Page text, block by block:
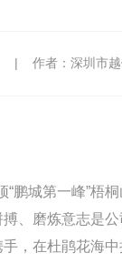
| 作者：深圳市
城第一峰”梧桐
磨炼意志是公
在杜鹃花海中